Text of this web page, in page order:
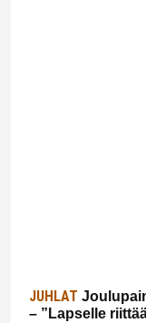
JUHLAT
– ”Lapselle